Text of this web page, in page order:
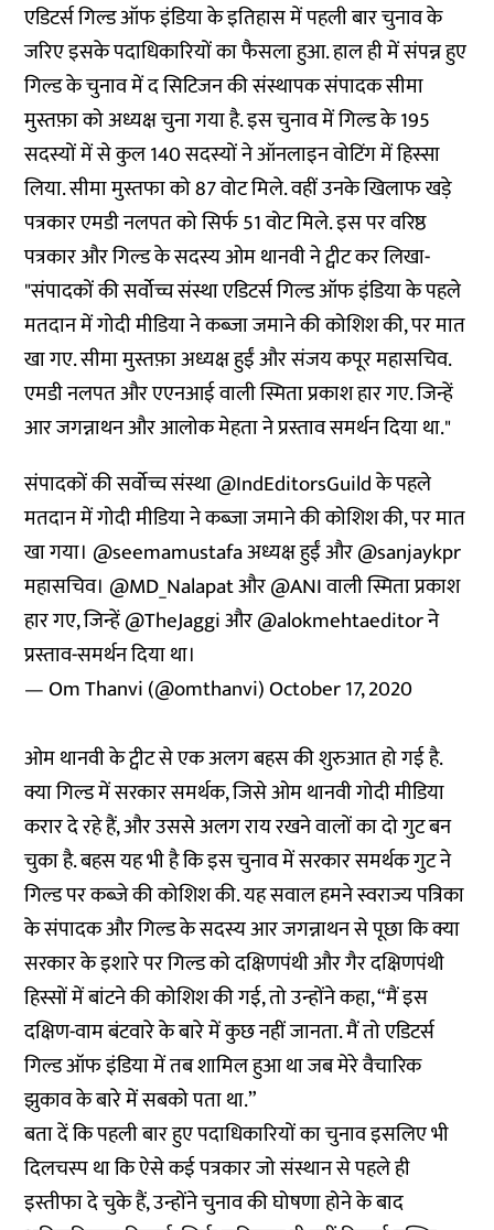
एडिटर्स गिल्ड ऑफ इंडिया के इतिहास में पहली बार चुनाव के
जरिए इसके पदाधिकारियों का फैसला हुआ. हाल ही में संपन्न हुए
गिल्ड के चुनाव में द सिटिजन की संस्थापक संपादक सीमा
मुस्तफ़ा को अध्यक्ष चुना गया है. इस चुनाव में गिल्ड के 195
सदस्यों में से कुल 140 सदस्यों ने ऑनलाइन वोटिंग में हिस्सा
लिया. सीमा मुस्तफा को 87 वोट मिले. वहीं उनके खिलाफ खड़े
पत्रकार एमडी नलपत को सिर्फ 51 वोट मिले. इस पर वरिष्ठ
पत्रकार और गिल्ड के सदस्य ओम थानवी ने ट्वीट कर लिखा-
"संपादकों की सर्वोच्च संस्था एडिटर्स गिल्ड ऑफ इंडिया के पहले
मतदान में गोदी मीडिया ने कब्जा जमाने की कोशिश की, पर मात
खा गए. सीमा मुस्तफ़ा अध्यक्ष हुईं और संजय कपूर महासचिव.
एमडी नलपत और एएनआई वाली स्मिता प्रकाश हार गए. जिन्हें
आर जगन्नाथन और आलोक मेहता ने प्रस्ताव समर्थन दिया था."
संपादकों की सर्वोच्च संस्था@IndEditorsGuildके पहले
मतदान में गोदी मीडिया ने कब्जा जमाने की कोशिश की, पर मात
खा गया। @seemamustafaअध्यक्ष हुईं और@sanjaykpr
महासचिव। @MD_Nalapatऔर@ANIवाली स्मिता प्रकाश
हार गए, जिन्हें@TheJaggiऔर@alokmehtaeditorने
प्रस्ताव-समर्थन दिया था।
— Om Thanvi (@omthanvi)October 17, 2020
ओम थानवी के ट्वीट से एक अलग बहस की शुरुआत हो गई है.
क्या गिल्ड में सरकार समर्थक, जिसे ओम थानवी गोदी मीडिया
करार दे रहे हैं, और उससे अलग राय रखने वालों का दो गुट बन
चुका है. बहस यह भी है कि इस चुनाव में सरकार समर्थक गुट ने
गिल्ड पर कब्जे की कोशिश की. यह सवाल हमने स्वराज्य पत्रिका
के संपादक और गिल्ड के सदस्य आर जगन्नाथन से पूछा कि क्या
सरकार के इशारे पर गिल्ड को दक्षिणपंथी और गैर दक्षिणपंथी
हिस्सों में बांटने की कोशिश की गई, तो उन्होंने कहा, “मैं इस
दक्षिण-वाम बंटवारे के बारे में कुछ नहीं जानता. मैं तो एडिटर्स
गिल्ड ऑफ इंडिया में तब शामिल हुआ था जब मेरे वैचारिक
झुकाव के बारे में सबको पता था.”
बता दें कि पहली बार हुए पदाधिकारियों का चुनाव इसलिए भी
दिलचस्प था कि ऐसे कई पत्रकार जो संस्थान से पहले ही
इस्तीफा दे चुके हैं, उन्होंने चुनाव की घोषणा होने के बाद